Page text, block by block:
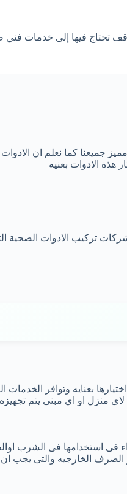
جميعنا كما نعلم ان
هذة الادوات بعنيه
تركيب الادوات الصحية
بعنايه وتوافر الخدمات
منزل او اي مبنى يتم تجهيزه
استخدامها فى الشرب
الصرف الخارجيه والتى يجب ان